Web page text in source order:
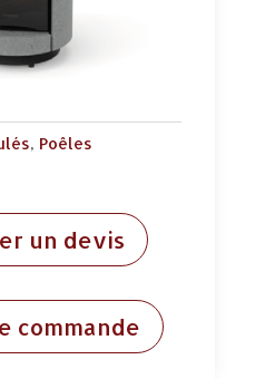
, Poêles
un devis
commande